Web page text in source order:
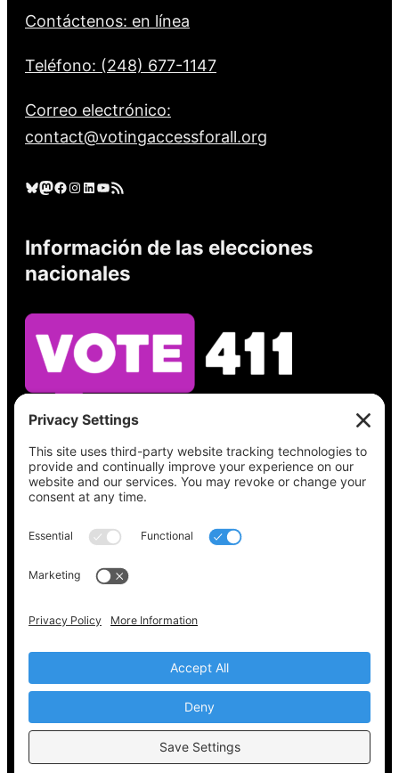
Contáctenos: en línea
Teléfono: (248) 677-1147
Correo electrónico:
contact@votingaccessforall.org
Cielo azul Mastodonte Facebook Instagram LinkedIn YouTube Feed RSS
Información de las elecciones
nacionales
Vea lo que hay en su boleta, encuentre su
lugar de votación, verifique el estado de su
registro y obtenga toda la información
electoral que necesita enVote411.org.
Por favor no utilice:
Derechos de autor © 2022-2024 Coalición de
acceso al voto para todos